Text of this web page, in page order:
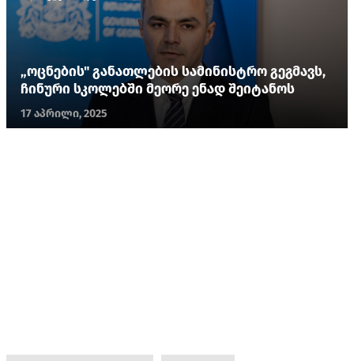
„ოცნების" განათლების სამინისტრო გეგმავს,
ჩინური სკოლებში მეორე ენად შეიტანოს
17 აპრილი, 2025